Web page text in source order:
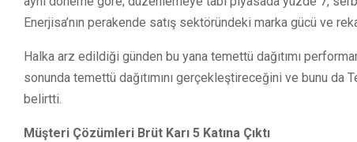
Enerjisa’nın perakende satış sektöründeki marka gücü ve
Halka arz edildiği günden bu yana temettü dağıtımı
sonunda temettü dağıtımını gerçekleştireceğini ve bunu da
belirtti.
Müşteri Çözümleri Brüt Karı 5 Katına Çıktı